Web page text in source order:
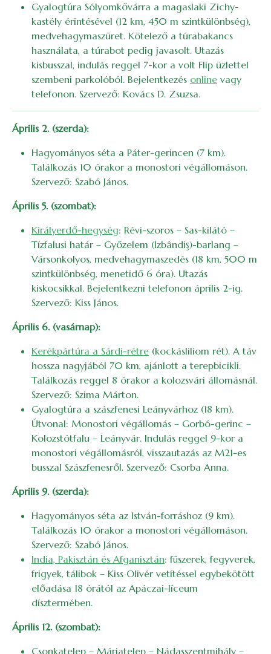
Gyalogtúra Sólyomkővárra a magaslaki Zichy-
kastély érintésével (12 km, 450 m szintkülönbség),
medvehagymaszüret. Kötelező a túrabakancs
használata, a túrabot pedig javasolt. Utazás
kisbusszal, indulás reggel 7-kor a volt Flip üzlettel
szembeni parkolóból. Bejelentkezés online vagy
telefonon. Szervező: Kovács D. Zsuzsa.
Április 2. (szerda):
Hagyományos séta a Páter-gerincen (7 km).
Találkozás 10 órakor a monostori végállomáson.
Szervező: Szabó János.
Április 5. (szombat):
Királyerdő-hegység: Révi-szoros – Sas-kilátó –
Tízfalusi határ – Győzelem (Izbândiş)-barlang –
Vársonkolyos, medvehagymaszedés (18 km, 500 m
szintkülönbség, menetidő 6 óra). Utazás
kiskocsikkal. Bejelentkezni telefonon április 2-ig.
Szervező: Kiss János.
Április 6. (vasárnap):
Kerékpártúra a Sárdi-rétre (kockásliliom rét). A táv
hossza nagyjából 70 km, ajánlott a terepbicikli.
Találkozás reggel 8 órakor a kolozsvári állomásnál.
Szervező: Szima Márton.
Gyalogtúra a szászfenesi Leányvárhoz (18 km).
Útvonal: Monostori végállomás – Gorbó-gerinc –
Kolozstótfalu – Leányvár. Indulás reggel 9-kor a
monostori végállomásról, visszautazás az M21-es
busszal Szászfenesről. Szervező: Csorba Anna.
Április 9. (szerda):
Hagyományos séta az István-forráshoz (9 km).
Találkozás 10 órakor a monostori végállomáson.
Szervező: Szabó János.
India, Pakisztán és Afganisztán: fűszerek, fegyverek,
frigyek, tálibok – Kiss Olivér vetítéssel egybekötött
előadása 18 órától az Apáczai-líceum
dísztermében.
Április 12. (szombat):
Csonkatelep – Máriatelep – Nádasszentmihály –